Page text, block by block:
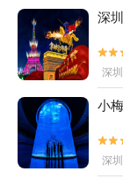
深
深
小
深